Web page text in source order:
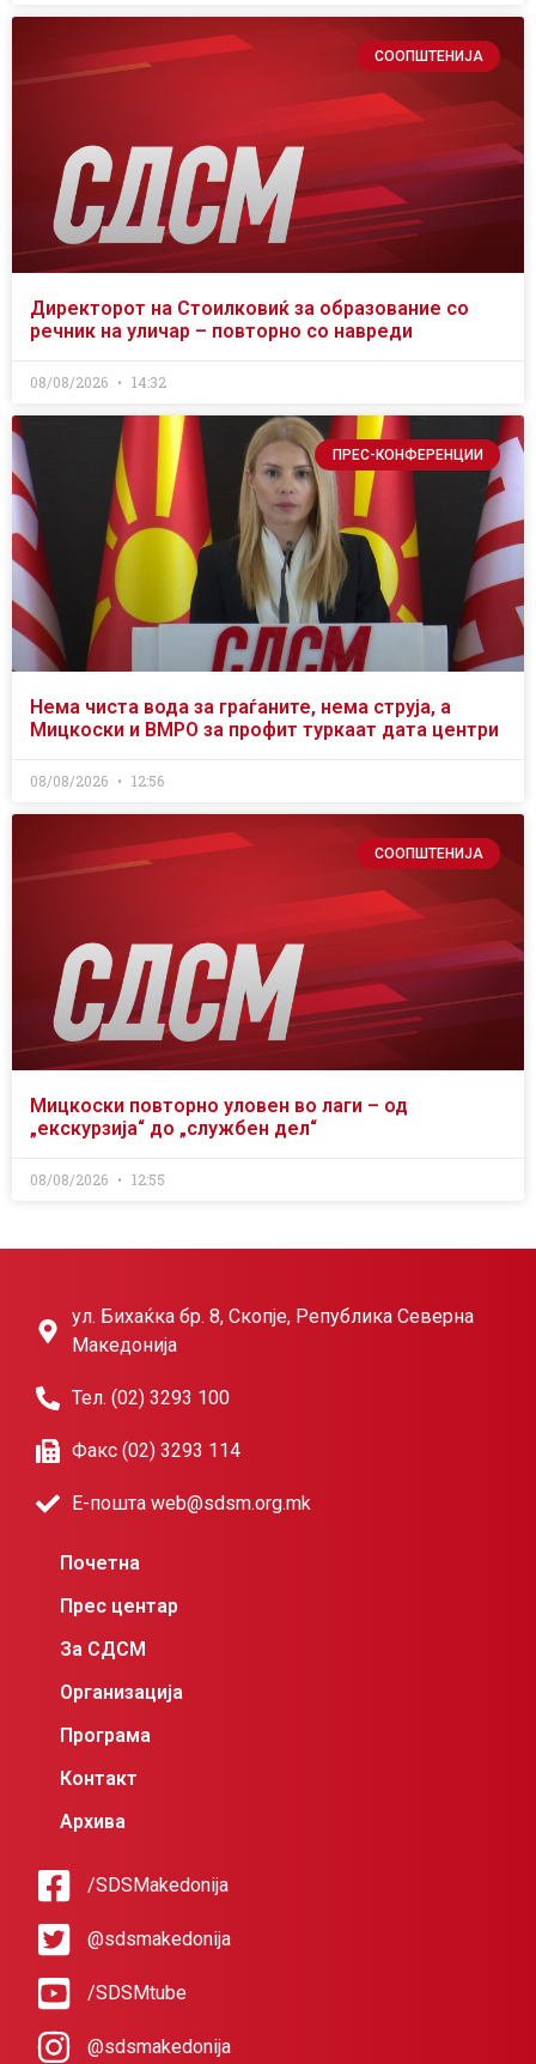
СООПШТЕНИЈА
Директорот на Стоилковиќ за образование со
речник на уличар – повторно со навреди
08/08/2026 14:32
ПРЕС-КОНФЕРЕНЦИИ
Нема чиста вода за граѓаните, нема струја, а
Мицкоски и ВМРО за профит туркаат дата центри
08/08/2026 12:56
СООПШТЕНИЈА
Мицкоски повторно уловен во лаги – од
„екскурзија“ до „службен дел“
08/08/2026 12:55
ул. Бихаќка бр. 8, Скопје, Република Северна
Македонија
Тел. (02) 3293 100
Факс (02) 3293 114
Е-пошта web@sdsm.org.mk
Почетна
Прес центар
За СДСМ
Организација
Програма
Контакт
Архива
/SDSMakedonija
@sdsmakedonija
/SDSMtube
@sdsmakedonija